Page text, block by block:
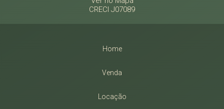
CRECI J07089
Home
Venda
Locação